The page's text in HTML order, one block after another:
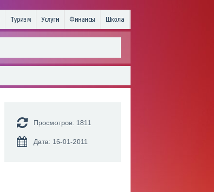
Туризм Услуги Финансы Школа
Просмотров: 1811
Дата: 16-01-2011